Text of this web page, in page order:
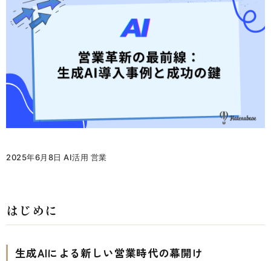
2025年6月8日 AI活用 営業
はじめに
生成AIによる新しい営業時代の幕開け